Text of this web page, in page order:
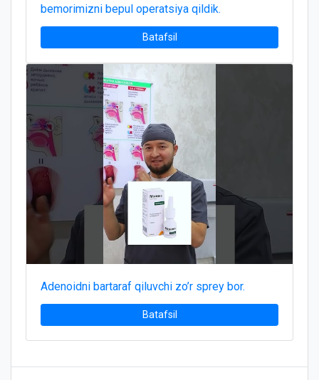
bemorimizni bepul operatsiya qildik.
Batafsil
Adenoidni bartaraf qiluvchi zo’r sprey bor.
Batafsil